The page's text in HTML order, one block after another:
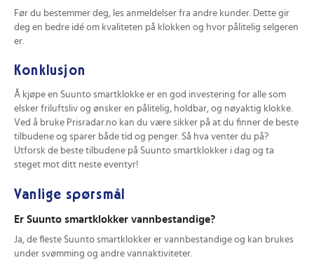
Før du bestemmer deg, les anmeldelser fra andre kunder. Dette gir
deg en bedre idé om kvaliteten på klokken og hvor pålitelig selgeren
er.
Konklusjon
Å kjøpe en Suunto smartklokke er en god investering for alle som
elsker friluftsliv og ønsker en pålitelig, holdbar, og nøyaktig klokke.
Ved å bruke Prisradar.no kan du være sikker på at du finner de beste
tilbudene og sparer både tid og penger. Så hva venter du på?
Utforsk de beste tilbudene på Suunto smartklokker i dag og ta
steget mot ditt neste eventyr!
Vanlige spørsmål
Er Suunto smartklokker vannbestandige?
Ja, de fleste Suunto smartklokker er vannbestandige og kan brukes
under svømming og andre vannaktiviteter.